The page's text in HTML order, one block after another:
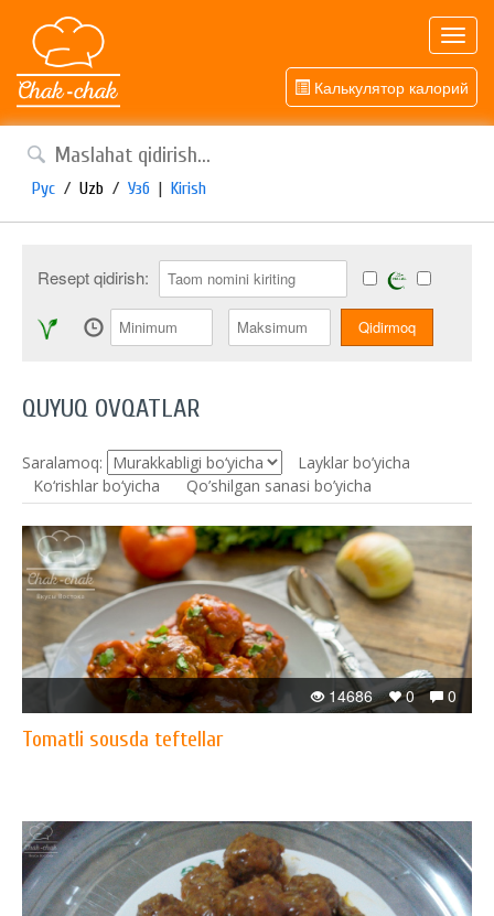
Калькулятор калорий
Рус / Uzb / Узб | Kirish
Resept qidirish:
QUYUQ OVQATLAR
Saralamoq:
Layklar bo’yicha
Ko‘rishlar bo‘yicha
Qo’shilgan sanasi bo’yicha
0
0
14686
Tomatli sousda teftellar